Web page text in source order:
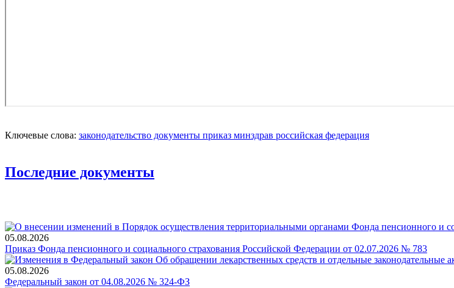
Ключевые слова: законодательство документы приказ минздрав российская федерация
Последние документы
05.08.2026
Приказ Фонда пенсионного и социального страхования Российской Федерации от 02.07.2026 № 783
05.08.2026
Федеральный закон от 04.08.2026 № 324-ФЗ